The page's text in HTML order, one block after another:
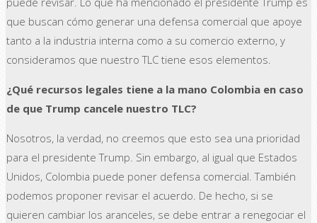
que buscan cómo generar una defensa comercial que apoye
tanto a la industria interna como a su comercio externo, y
consideramos que nuestro TLC tiene esos elementos.
¿Qué recursos legales tiene a la mano Colombia en caso
de que Trump cancele nuestro TLC?
Nosotros, la verdad, no creemos que esto sea una prioridad
para el presidente Trump. Sin embargo, al igual que Estados
Unidos, Colombia puede poner defensa comercial. También
podemos proponer revisar el acuerdo. De hecho, si se
quieren cambiar los aranceles, se debe entrar a renegociar el